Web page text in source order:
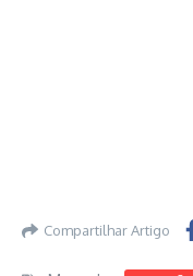
Compartilhar Artigo